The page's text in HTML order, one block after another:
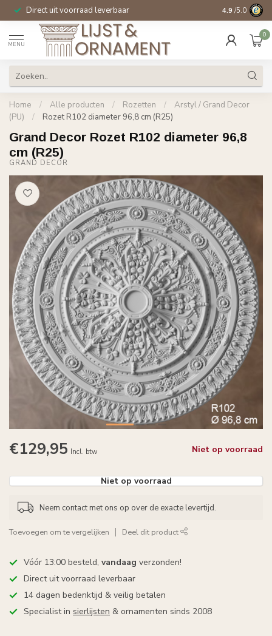
Direct uit voorraad leverbaar 14 dagen
4.9 /5.0
MENU
0
Home / Alle producten / Rozetten /
Arstyl / Grand Decor
(PU)
/ Rozet R102 diameter 96,8 cm (R25)
Grand Decor Rozet R102 diameter 96,8
cm (R25)
GRAND DECOR
€129,95 Incl. btw Niet op voorraad
Niet op voorraad
Neem contact met ons op over de exacte levertijd.
Toevoegen om te vergelijken Deel dit product
Vóór 13:00 besteld, vandaag verzonden!
Direct uit voorraad leverbaar
14 dagen bedenktijd & veilig betalen
Specialist in sierlijsten & ornamenten sinds 2008